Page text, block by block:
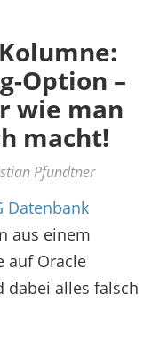
Option –
wie man
macht!
Pfundtner
Datenbank
aus einem
auf Oracle
dabei alles falsch